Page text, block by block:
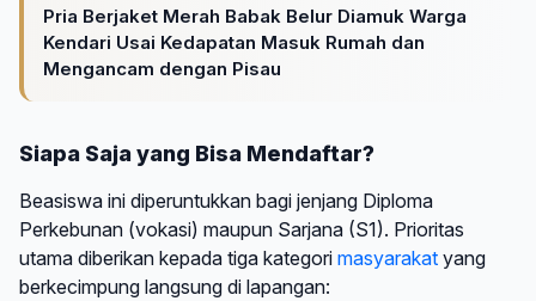
Pria Berjaket Merah Babak Belur Diamuk Warga
Kendari Usai Kedapatan Masuk Rumah dan
Mengancam dengan Pisau
Siapa Saja yang Bisa Mendaftar?
Beasiswa ini diperuntukkan bagi jenjang Diploma
Perkebunan (vokasi) maupun Sarjana (S1). Prioritas
utama diberikan kepada tiga kategori masyarakat yang
berkecimpung langsung di lapangan: